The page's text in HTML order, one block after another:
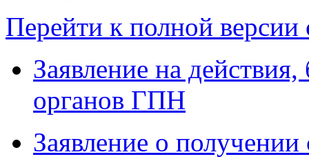
Перейти к полной версии
Заявление на
органов ГПН
Заявление о